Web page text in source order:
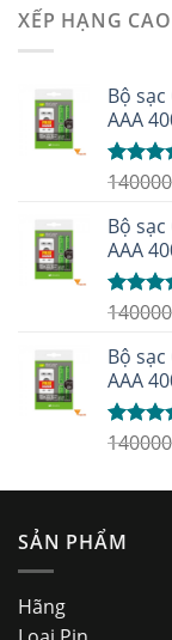
XẾP HẠNG CAO
Bộ
AAA
Được
sao
Bộ
AAA
Được
sao
Bộ
AAA
Được
SẢN PHẨM
Hãng